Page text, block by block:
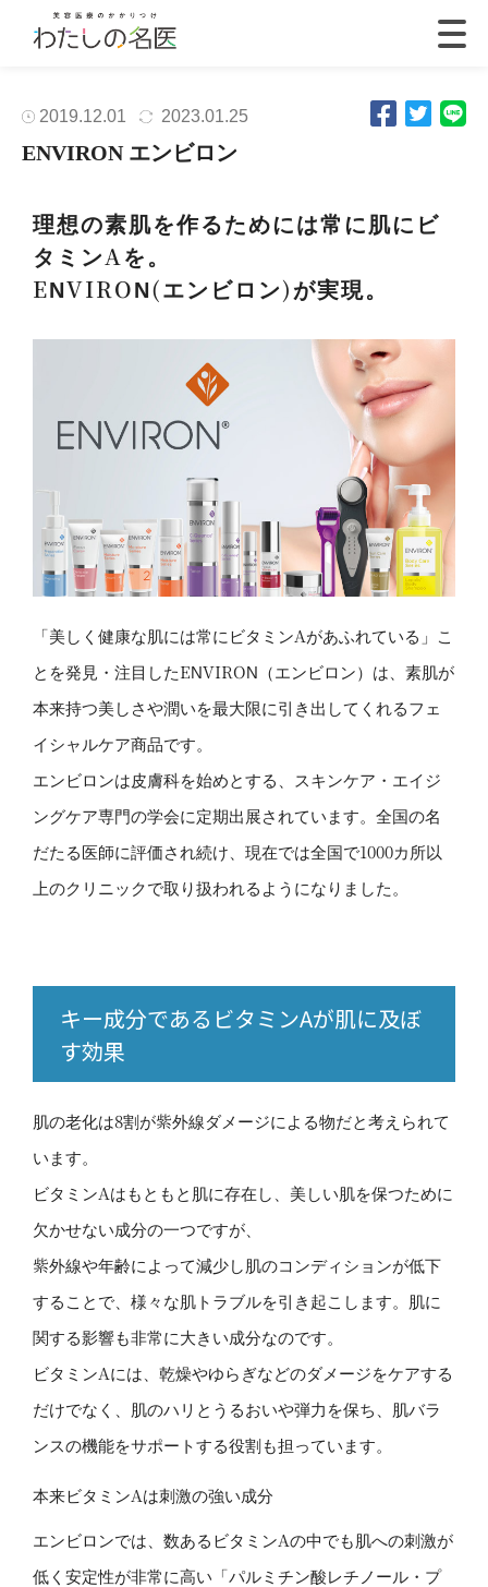
2019.12.01 2023.01.25
ENVIRON エンビロン
理想の素肌を作るためには常に肌にビ
タミンAを。
ENVIRON(エンビロン)が実現。
「美しく健康な肌には常にビタミンAがあふれている」こ
とを発見・注目したENVIRON（エンビロン）は、素肌が
本来持つ美しさや潤いを最大限に引き出してくれるフェ
イシャルケア商品です。
エンビロンは皮膚科を始めとする、スキンケア・エイジ
ングケア専門の学会に定期出展されています。全国の名
だたる医師に評価され続け、現在では全国で1000カ所以
上のクリニックで取り扱われるようになりました。
キー成分であるビタミンAが肌に及ぼ
す効果
肌の老化は8割が紫外線ダメージによる物だと考えられて
います。
ビタミンAはもともと肌に存在し、美しい肌を保つために
欠かせない成分の一つですが、
紫外線や年齢によって減少し肌のコンディションが低下
することで、様々な肌トラブルを引き起こします。肌に
関する影響も非常に大きい成分なのです。
ビタミンAには、乾燥やゆらぎなどのダメージをケアする
だけでなく、肌のハリとうるおいや弾力を保ち、肌バラ
ンスの機能をサポートする役割も担っています。
本来ビタミンAは刺激の強い成分
エンビロンでは、数あるビタミンAの中でも肌への刺激が
低く安定性が非常に高い「パルミチン酸レチノール・プ